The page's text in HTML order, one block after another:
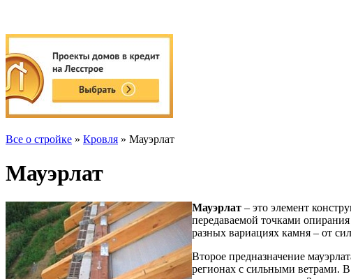
Все о стройке » Кровля » Мауэрлат
Мауэрлат
Мауэрлат – это элемент
передаваемой точками
разных вариациях камня – от
Второе предназначение
регионах с сильными ветрами.